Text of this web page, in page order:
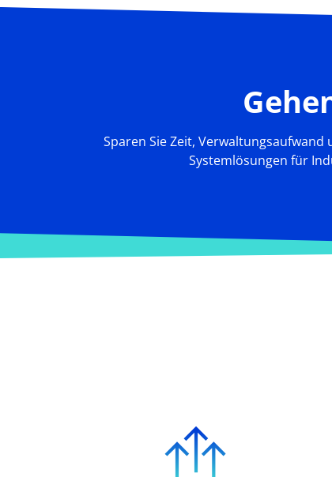
Sparen Sie Zeit,
Systemlösungen für